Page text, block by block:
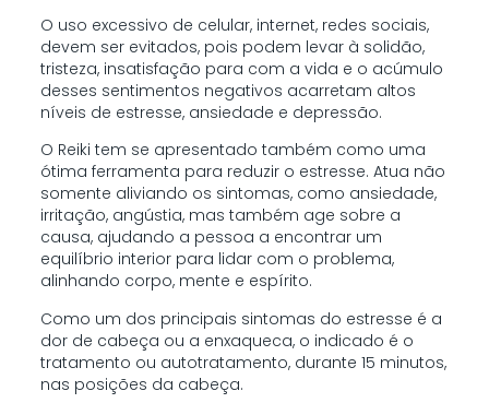
O uso excessivo de celular, internet, redes sociais,
devem ser evitados, pois podem levar à solidão,
tristeza, insatisfação para com a vida e o acúmulo
desses sentimentos negativos acarretam altos
níveis de estresse, ansiedade e depressão.
O Reiki tem se apresentado também como uma
ótima ferramenta para reduzir o estresse. Atua não
somente aliviando os sintomas, como ansiedade,
irritação, angústia, mas também age sobre a
causa, ajudando a pessoa a encontrar um
equilíbrio interior para lidar com o problema,
alinhando corpo, mente e espírito.
Como um dos principais sintomas do estresse é a
dor de cabeça ou a enxaqueca, o indicado é o
tratamento ou autotratamento, durante 15 minutos,
nas posições da cabeça.